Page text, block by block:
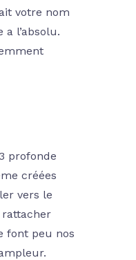
votre nom
l’absolu.
profonde
créées
vers le
rattacher
font peu nos